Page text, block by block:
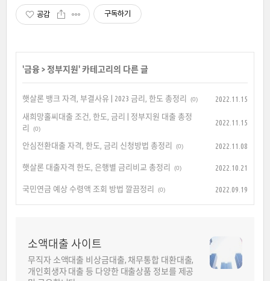
공감 구독하기
'금융> 정부지원' 카테고리의 다른 글
햇살론 뱅크 자격, 부결사유 | 2023 금리, 한도 총정리 (0) 2022.11.15
새희망홀씨대출 조건, 한도, 금리 | 정부지원 대출 총정
리
(0)
2022.11.15
안심전환대출 자격, 한도, 금리 신청방법 총정리 (0) 2022.11.08
햇살론 대출자격 한도, 은행별 금리비교 총정리 (0) 2022.10.21
국민연금 예상 수령액 조회 방법 깔끔정리 (0) 2022.09.19
소액대출 사이트
무직자 소액대출 비상금대출, 채무통합 대환대출,
개인회생자 대출 등 다양한 대출상품 정보를 제공